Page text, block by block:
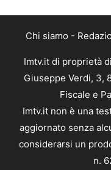
Chi siamo -
Imtv.it di proprietà
Giuseppe Verdi, 3,
Fiscale e
Imtv.it non è una
aggiornato senza
considerarsi un
n.